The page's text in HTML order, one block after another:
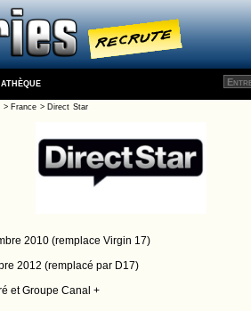
> France > Direct Star
2010 (remplace Virgin 17)
2012 (remplacé par D17)
et Groupe Canal +